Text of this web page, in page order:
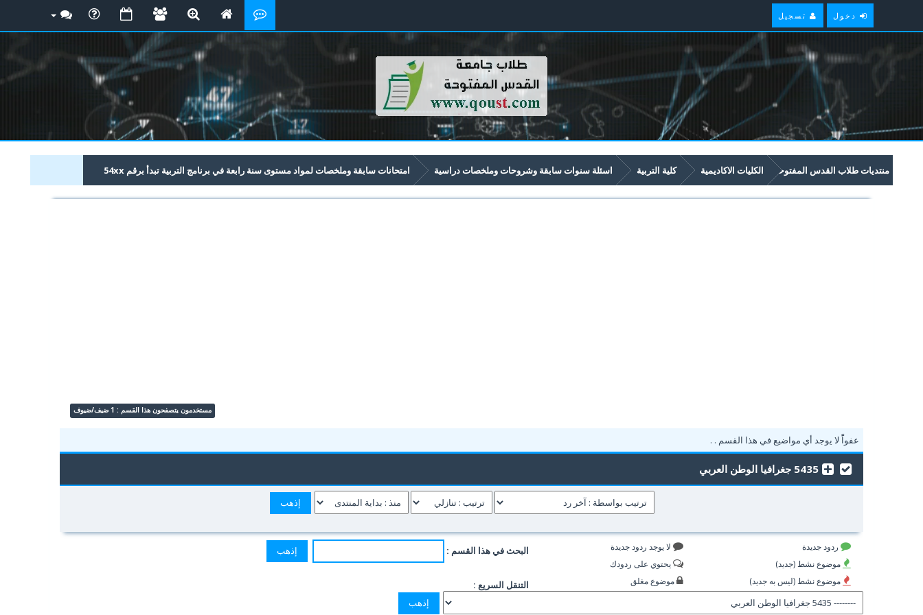
دخول تسجيل
منتديات طلاب القدس المفتوحة الكليات الاكاديمية كلية التربية اسئلة سنوات سابقة وشروحات وملخصات دراسية امتحانات سابقة وملخصات لمواد مستوى سنة رابعة في برنامج التربية تبدأ برقم 54xx
5435 جغرافيا الوطن العربي
مستخدمون يتصفحون هذا القسم : 1 ضيف/ضيوف
عفواًً لا يوجد أي مواضيع في هذا القسم . .
5435 جغرافيا الوطن العربي
ردود جديدة
موضوع نشط (جديد)
موضوع نشط (ليس به جديد)
لا يوجد ردود جديدة
يحتوي على ردودك
موضوع مغلق
البحث في هذا القسم :
التنقل السريع :